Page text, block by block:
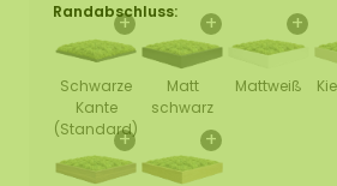
Randabschluss:
+
Schwarze
Kante
(Standard)
+
Matt
schwarz
+
Mattweiß
+ +